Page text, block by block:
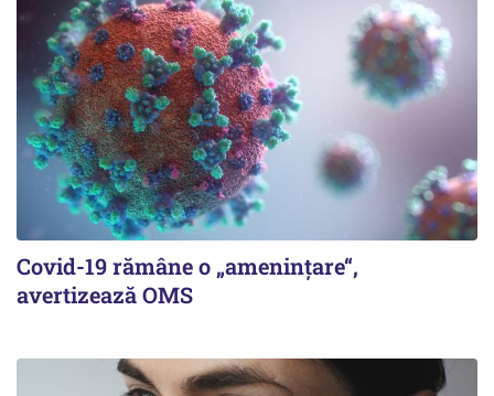
Covid-19 rămâne o „ameninţare“,
avertizează OMS